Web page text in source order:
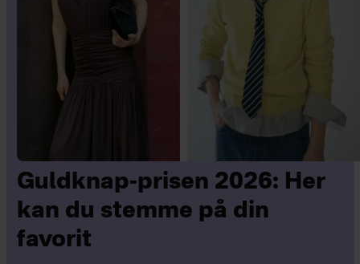
Guldknap-prisen 2026: Her
kan du stemme på din
favorit